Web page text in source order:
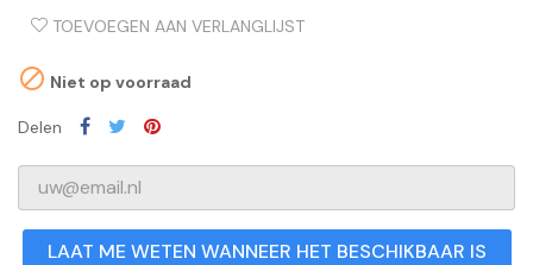
TOEVOEGEN AAN VERLANGLIJST
 Niet op voorraad
Delen
LAAT ME WETEN WANNEER HET BESCHIKBAAR IS